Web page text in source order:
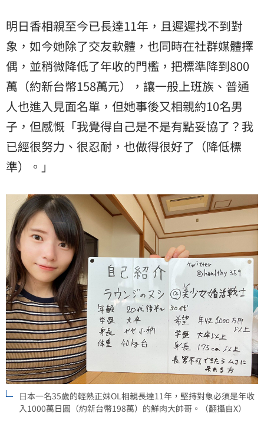
明日香相親至今已長達11年，且遲遲找不到對
象，如今她除了交友軟體，也同時在社群媒體擇
偶，並稍微降低了年收的門檻，把標準降到800
萬（約新台幣158萬元），讓一般上班族、普通
人也進入見面名單，但她事後又相親約10名男
子，但感慨「我覺得自己是不是有點妥協了？我
已經很努力、很忍耐，也做得很好了（降低標
準）。」
日本一名35歲的輕熟正妹OL相親長達11年，堅持對象必須是年收
入1000萬日圓（約新台幣198萬）的鮮肉大帥哥。（翻攝自X）